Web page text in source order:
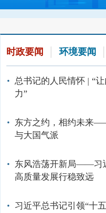
生态环境部发布7月
查
直属单位
中共中央办公厅、国
好乡镇（街道）履行
施》
中共中央办公厅印
作细则》
中共中央办公厅 国
建设成效考核办法》
国家地表水水质自
国家海水水
全国地表水质量状况
海水浴场水质周报
地表水水质月报
大气环境质量
全国空气质量状况
城市空气质量状况月报
其他
固体废物与化学品
生态环境监测
环境应急
中央和国家机关“两
生态环境部党组举办
习教育读书班暨理论
关于表彰生态环境
工作者和先进基层党
生态环境部“两优一
时政要闻 环境要闻
总书记的人民情怀 | “
力”
东方之约，相约未来
与大国气派
东风浩荡开新局——习
高质量发展行稳致远
习近平总书记引领“十